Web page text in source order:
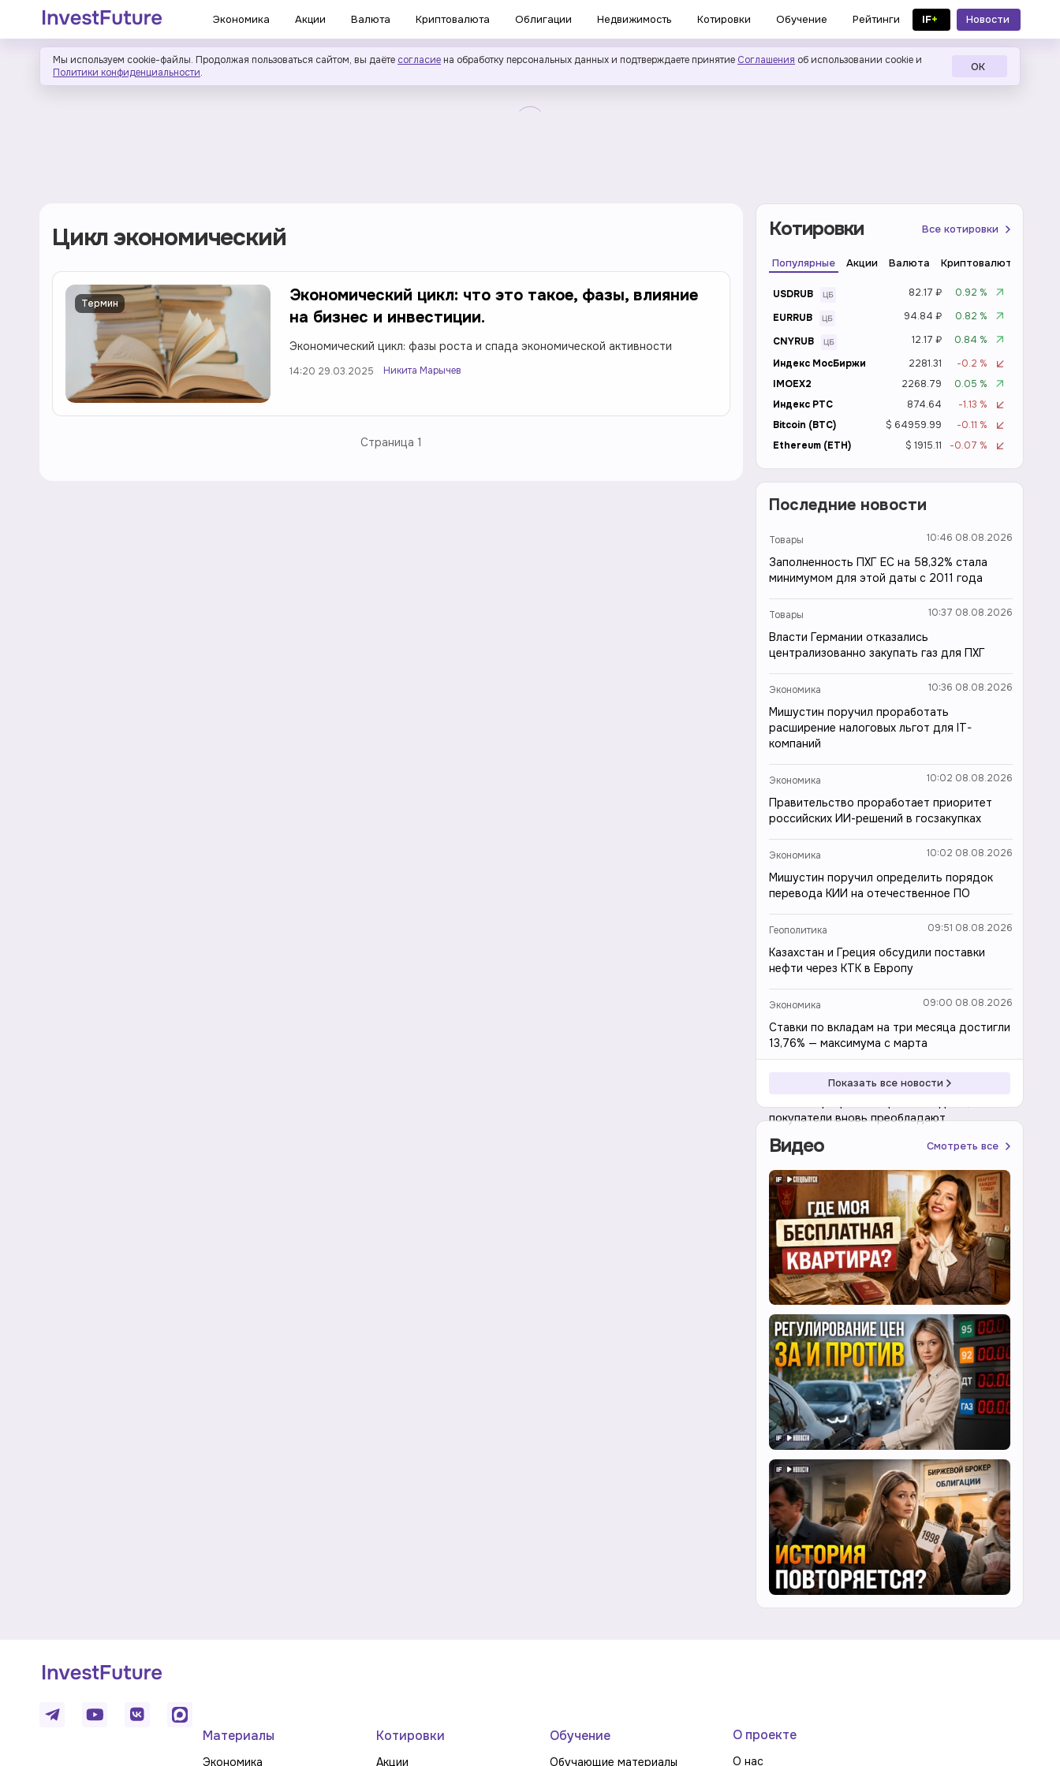
Экономика Акции Валюта Криптовалюта Облигации Недвижимость Котировки Обучение Рейтинги IF+
Новости
в MAX
Мы используем cookie-файлы. Продолжая пользоваться сайтом, вы даёте согласие на обработку персональных данных и подтверждаете принятие Соглашения об использовании cookie и
Политики конфиденциальности. ОК
Цикл экономический
Термин
Экономический цикл: что это такое, фазы, влияние
на бизнес и инвестиции.
Экономический цикл: фазы роста и спада экономической активности
14:20 29.03.2025 Никита Марычев
Страница 1
Котировки Все котировки
Популярные Акции Валюта Криптовалюта
USDRUB 82.17 ₽
0.92 %
EURRUB
94.84 ₽
0.82 %
CNYRUB
12.17 ₽
0.84 %
Индекс МосБиржи
2281.31
-0.2 %
IMOEX2
2268.79
0.05 %
Индекс РТС
874.64
-1.13 %
Bitcoin (BTC)
$ 64959.99
-0.11 %
Ethereum (ETH)
$ 1915.11 -0.07 %
Последние новости
Товары 10:46 08.08.2026
Заполненность ПХГ ЕС на 58,32% стала
минимумом для этой даты с 2011 года
Товары 10:37 08.08.2026
Власти Германии отказались
централизованно закупать газ для ПХГ
Экономика 10:36 08.08.2026
Мишустин поручил проработать
расширение налоговых льгот для IT-
компаний
Экономика 10:02 08.08.2026
Правительство проработает приоритет
российских ИИ-решений в госзакупках
Экономика 10:02 08.08.2026
Мишустин поручил определить порядок
перевода КИИ на отечественное ПО
Геополитика 09:51 08.08.2026
Казахстан и Греция обсудили поставки
нефти через КТК в Европу
Экономика 09:00 08.08.2026
Ставки по вкладам на три месяца достигли
13,76% — максимума с марта
08:41 08.08.2026
покупатели вновь преобладают
Показать все новости
Видео Смотреть все
Материалы
Экономика
Котировки
Акции
Обучение
Обучающие материалы
О проекте
О нас